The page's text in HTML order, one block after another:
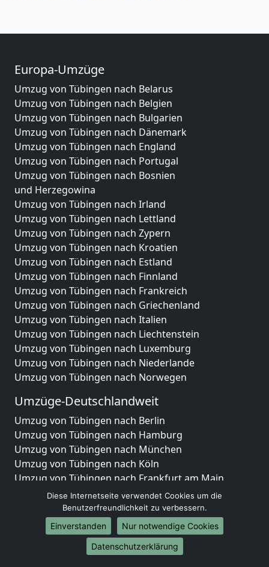
Europa-Umzüge
Umzug von Tübingen nach Belarus
Umzug von Tübingen nach Belgien
Umzug von Tübingen nach Bulgarien
Umzug von Tübingen nach Dänemark
Umzug von Tübingen nach England
Umzug von Tübingen nach Portugal
Umzug von Tübingen nach Bosnien
und Herzegowina
Umzug von Tübingen nach Irland
Umzug von Tübingen nach Lettland
Umzug von Tübingen nach Zypern
Umzug von Tübingen nach Kroatien
Umzug von Tübingen nach Estland
Umzug von Tübingen nach Finnland
Umzug von Tübingen nach Frankreich
Umzug von Tübingen nach Griechenland
Umzug von Tübingen nach Italien
Umzug von Tübingen nach Liechtenstein
Umzug von Tübingen nach Luxemburg
Umzug von Tübingen nach Niederlande
Umzug von Tübingen nach Norwegen
Umzüge-Deutschlandweit
Umzug von Tübingen nach Berlin
Umzug von Tübingen nach Hamburg
Umzug von Tübingen nach München
Umzug von Tübingen nach Köln
Umzug von Tübingen nach Frankfurt am Main
Umzug von Tübingen nach Stuttgart
Umzug von Tübingen nach Düsseldorf
Umzug von Tübingen nach Leipzig
Umzug von Tübingen nach Dortmund
Umzug von Tübingen nach Essen
Diese Internetseite verwendet Cookies um die
Benutzerfreundlichkeit zu verbessern.
Einverstanden
Nur notwendige Cookies
Datenschutzerklärung